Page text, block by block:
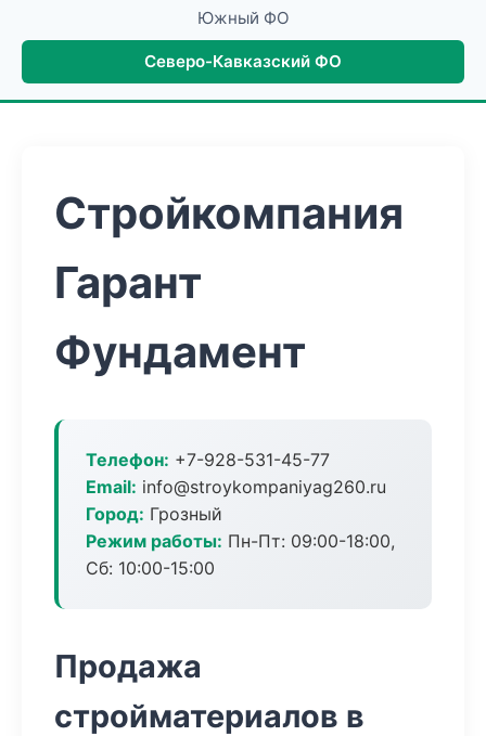
Южный ФО
Северо-Кавказский ФО
Стройкомпания
Гарант
Фундамент
Телефон: +7-928-531-45-77
Email: info@stroykompaniyag260.ru
Город: Грозный
Режим работы: Пн-Пт: 09:00-18:00,
Сб: 10:00-15:00
Продажа
стройматериалов в